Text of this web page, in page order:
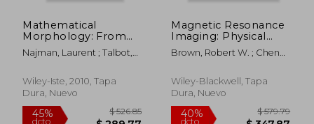
45%
dcto. $ 151.21
45%
dcto. $
Mathematical
Morphology: From
Theory to
Applications (en
Najman, Laurent ; Talbot,
Wiley-Iste, 2010, Tapa
Dura, Nuevo
Magnetic Resonance
Imaging: Physical
Principles and
Sequence Design (en
Brown, Robert W. ; Cheng,
Mark
Wiley-Blackwell, Tapa
Dura, Nuevo